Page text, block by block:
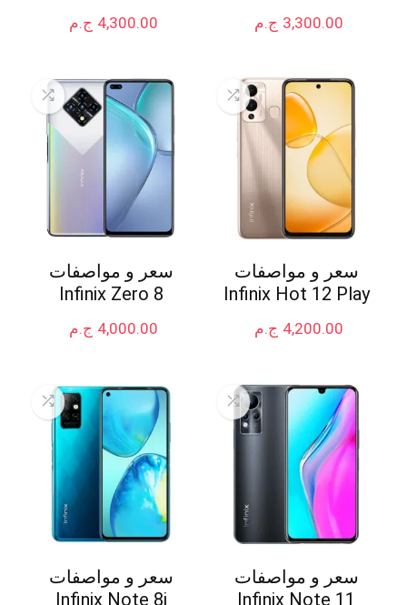
ج.م 3,300.00 ج.م 4,300.00
سعر و مواصفات
Infinix Hot 12 Play
ج.م 4,200.00
سعر و مواصفات
Infinix Zero 8
ج.م 4,000.00
سعر و مواصفات
Infinix Note 11
سعر و مواصفات
Infinix Note 8i